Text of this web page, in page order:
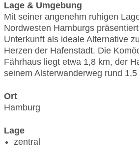
Lage & Umgebung
Mit seiner angenehm ruhigen
Nordwesten Hamburgs
Unterkunft als ideale Alternative
Herzen der Hafenstadt. Die
Fährhaus liegt etwa 1,8 km, der
seinem Alsterwanderweg rund
Ort
Hamburg
Lage
zentral